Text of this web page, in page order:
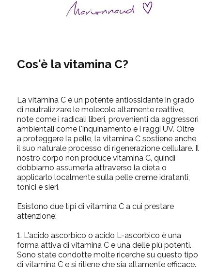
Cos'è la vitamina C?
La vitamina C è un potente antiossidante in grado
di neutralizzare le molecole altamente reattive,
note come i radicali liberi, provenienti da aggressori
ambientali come l'inquinamento e i raggi UV. Oltre
a proteggere la pelle, la vitamina C sostiene anche
il suo naturale processo di rigenerazione cellulare. Il
nostro corpo non produce vitamina C, quindi
dobbiamo assumerla attraverso la dieta o
applicarlo localmente sulla pelle creme idratanti,
tonici e sieri.
Esistono due tipi di vitamina C a cui prestare
attenzione:
1. L'acido ascorbico o acido L-ascorbico è una
forma attiva di vitamina C e una delle più potenti.
Sono state condotte molte ricerche su questo tipo
di vitamina C e si ritiene che sia altamente efficace.